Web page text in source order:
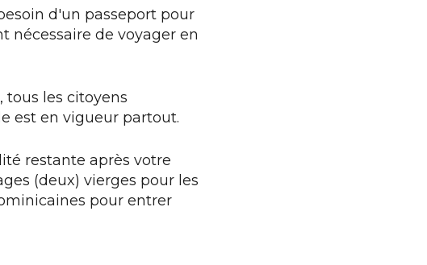
d'un passeport pour
nécessaire de voyager en
les citoyens
est en vigueur partout.
restante après votre
(deux) vierges pour les
pour entrer